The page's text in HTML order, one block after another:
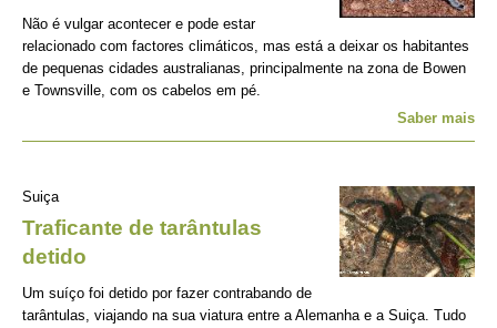
Não é vulgar acontecer e pode estar
relacionado com factores climáticos, mas está a deixar os habitantes
de pequenas cidades australianas, principalmente na zona de Bowen
e Townsville, com os cabelos em pé.
Saber mais
Suiça
Traficante de tarântulas
detido
Um suíço foi detido por fazer contrabando de
tarântulas, viajando na sua viatura entre a Alemanha e a Suiça. Tudo